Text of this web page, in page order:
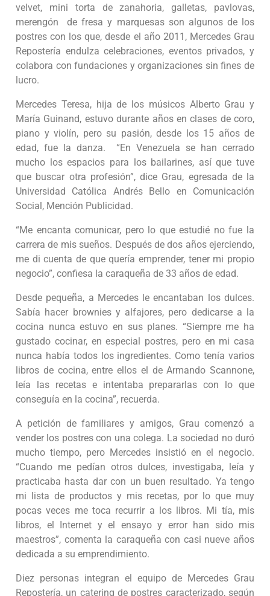
velvet, mini torta de zanahoria, galletas, pavlovas,
merengón de fresa y marquesas son algunos de los
postres con los que, desde el año 2011, Mercedes Grau
Repostería endulza celebraciones, eventos privados, y
colabora con fundaciones y organizaciones sin fines de
lucro.
Mercedes Teresa, hija de los músicos Alberto Grau y
María Guinand, estuvo durante años en clases de coro,
piano y violín, pero su pasión, desde los 15 años de
edad, fue la danza. “En Venezuela se han cerrado
mucho los espacios para los bailarines, así que tuve
que buscar otra profesión”, dice Grau, egresada de la
Universidad Católica Andrés Bello en Comunicación
Social, Mención Publicidad.
“Me encanta comunicar, pero lo que estudié no fue la
carrera de mis sueños. Después de dos años ejerciendo,
me di cuenta de que quería emprender, tener mi propio
negocio”, confiesa la caraqueña de 33 años de edad.
Desde pequeña, a Mercedes le encantaban los dulces.
Sabía hacer brownies y alfajores, pero dedicarse a la
cocina nunca estuvo en sus planes. “Siempre me ha
gustado cocinar, en especial postres, pero en mi casa
nunca había todos los ingredientes. Como tenía varios
libros de cocina, entre ellos el de Armando Scannone,
leía las recetas e intentaba prepararlas con lo que
conseguía en la cocina”, recuerda.
A petición de familiares y amigos, Grau comenzó a
vender los postres con una colega. La sociedad no duró
mucho tiempo, pero Mercedes insistió en el negocio.
“Cuando me pedían otros dulces, investigaba, leía y
practicaba hasta dar con un buen resultado. Ya tengo
mi lista de productos y mis recetas, por lo que muy
pocas veces me toca recurrir a los libros. Mi tía, mis
libros, el Internet y el ensayo y error han sido mis
maestros”, comenta la caraqueña con casi nueve años
dedicada a su emprendimiento.
Diez personas integran el equipo de Mercedes Grau
Repostería, un catering de postres caracterizado, según